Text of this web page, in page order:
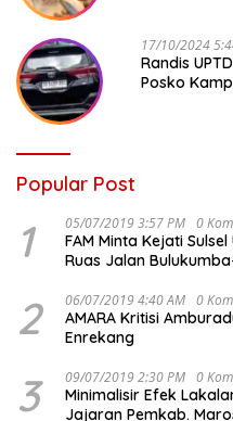
17/10/2024
Randis
Posko
Popular Post
1 05/07/2019 3:57 PM 0
FAM Minta Kejati
Ruas Jalan
2 06/07/2019 4:40 AM 0
AMARA Kritisi
Enrekang
3 09/07/2019 2:30 PM 0
Minimalisir Efek
Jajaran Pemkab.